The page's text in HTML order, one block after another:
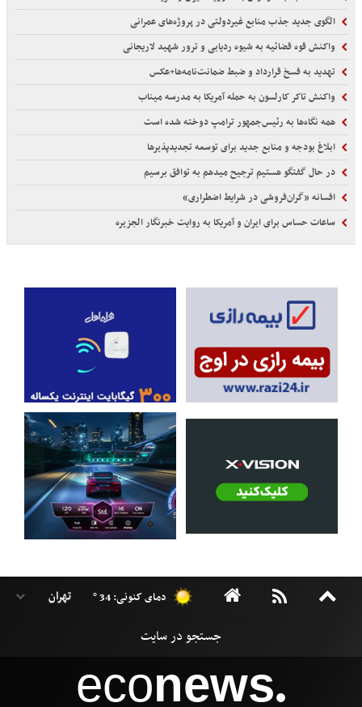
الگوی جدید جذب منابع غیردولتی در پروژه‌های عمرانی
واکنش قوه قضائیه به شیوه ردیابی و ترور شهید لاریجانی
تهدید به فسخ قرارداد و ضبط ضمانت‌نامه‌ها+عکس
واکنش تاکر کارلسون به حمله آمریکا به مدرسه میناب
همه نگاه‌ها به رئیس‌جمهور ترامپ دوخته شده است
ابلاغ بودجه و منابع جدید برای توسعه تجدیدپذیرها
در حال گفتگو هستیم ترجیح میدهم به توافق برسیم
افسانه «گران‌فروشی در شرایط اضطراری»
ساعات حساس برای ایران و آمریکا به روایت خبرنگار الجزیره
دمای کنونی: 34 °
econews●